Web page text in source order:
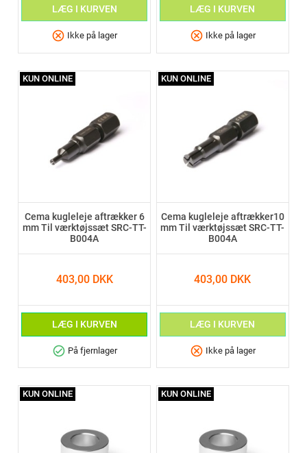
LÆG I KURVEN
cancel Ikke på lager
LÆG I KURVEN
cancel Ikke på lager
Cema kugleleje aftrækker 6
mm Til værktøjssæt SRC-TT-
B004A
403,00 DKK
LÆG I KURVEN
check_circle På fjernlager
KUN ONLINE
Cema kugleleje aftrækker10
mm Til værktøjssæt SRC-TT-
B004A
403,00 DKK
LÆG I KURVEN
cancel Ikke på lager
KUN ONLINE
KUN ONLINE KUN ONLINE